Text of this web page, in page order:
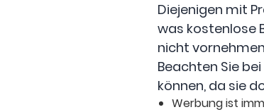
Diejenigen mit
was kostenlose
nicht
Beachten Sie
können, da sie
Werbung ist